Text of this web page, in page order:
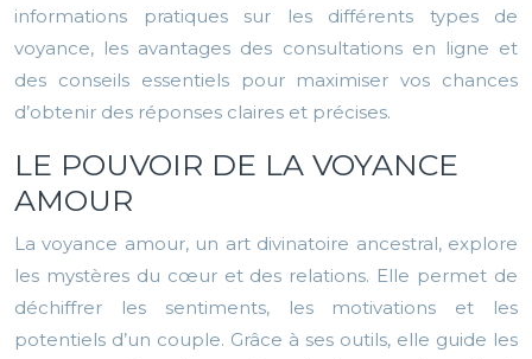
informations pratiques sur les différents types de
voyance, les avantages des consultations en ligne et
des conseils essentiels pour maximiser vos chances
d’obtenir des réponses claires et précises.
LE POUVOIR DE LA VOYANCE
AMOUR
La voyance amour, un art divinatoire ancestral, explore
les mystères du cœur et des relations. Elle permet de
déchiffrer les sentiments, les motivations et les
potentiels d’un couple. Grâce à ses outils, elle guide les